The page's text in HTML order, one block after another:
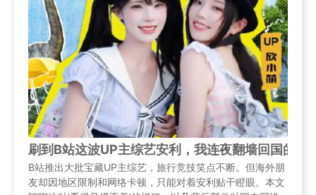
刷到B站这波UP主综艺安利，我连夜翻墙回国的朋
B站推出大批宝藏UP主综艺，旅行竞技笑点不断。但海外朋
友却因地区限制和网络卡顿，只能对着安利贴干瞪眼。本文